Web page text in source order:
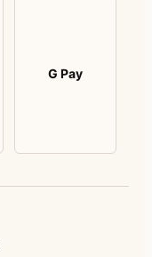
G Pay